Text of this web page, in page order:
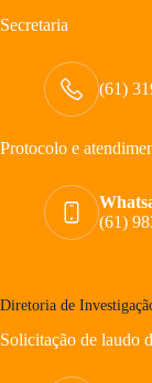
Secretaria
(61)
Protocolo e
(61)
Diretoria de
Solicitação de laudo